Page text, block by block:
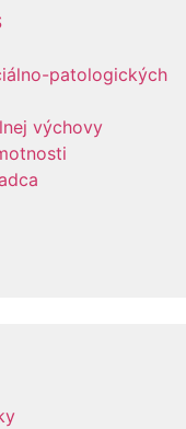
patologických
výchovy